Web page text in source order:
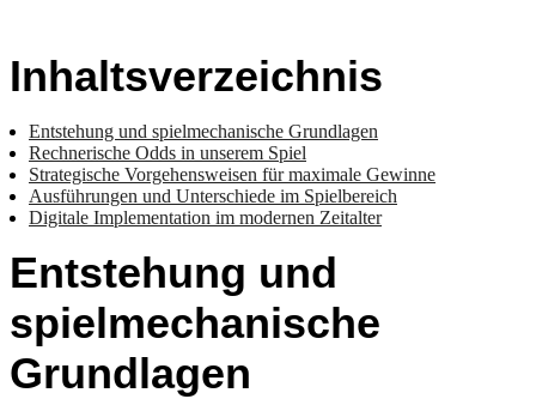
Inhaltsverzeichnis
Entstehung und spielmechanische Grundlagen
Rechnerische Odds in unserem Spiel
Strategische Vorgehensweisen für maximale Gewinne
Ausführungen und Unterschiede im Spielbereich
Digitale Implementation im modernen Zeitalter
Entstehung und
spielmechanische
Grundlagen